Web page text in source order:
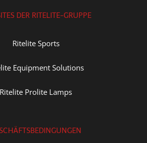
DER RITELITE-GRUPPE
Ritelite Sports
Equipment Solutions
Ritelite Prolite Lamps